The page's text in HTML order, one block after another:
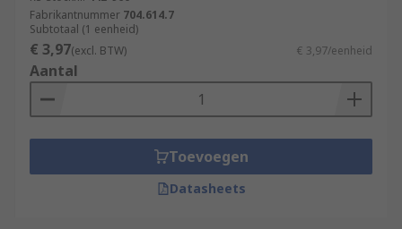
Fabrikantnummer 704.614.7
Subtotaal (1 eenheid)
€ 3,97(excl. BTW) € 3,97/eenheid
Aantal
Toevoegen
Datasheets